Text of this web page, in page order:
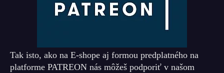
Tak isto, ako na E-shope aj formou predplatného na
platforme PATREON nás môžeš podporiť v našom